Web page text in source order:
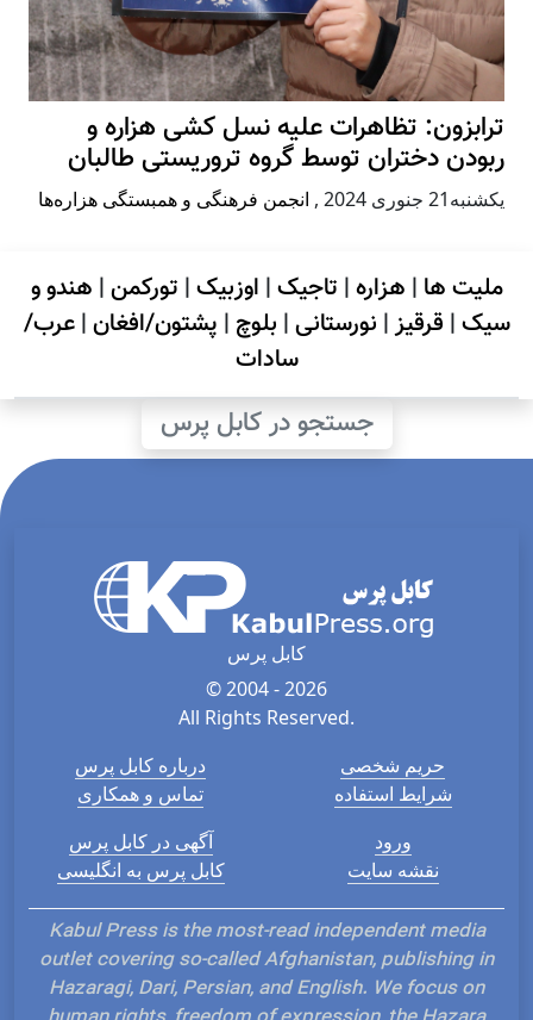
ترابزون: تظاهرات علیه نسل کشی هزاره و
ربودن دختران توسط گروه تروریستی طالبان
يكشنبه21 جنوری 2024 , انجمن فرهنگی و همبستگی هزاره‌ها
ملیت ها | هزاره| تاجیک| اوزبیک| تورکمن| هندو و
سیک| قرقیز| نورستانی| بلوچ | پشتون/افغان|عرب/
سادات
جستجو در کابل پرس
کابل پرس
© 2004 - 2026
All Rights Reserved.
درباره کابل پرس
تماس و همکاری
حریم شخصی
شرایط استفاده
آگهی در کابل پرس
کابل پرس به انگلیسی
ورود
نقشه سایت
Kabul Press is the most-read independent media
outlet covering so-called Afghanistan, publishing in
Hazaragi, Dari, Persian, and English. We focus on